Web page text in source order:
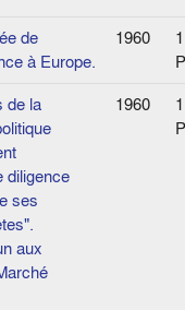
de
à Europe.
1960
1
de la
diligence
ses
aux
1960
1